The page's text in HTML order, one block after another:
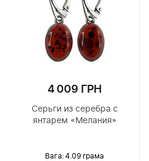
4 009 ГРН
Серьги из серебра с
янтарем «Мелания»
Вага: 4.09 грама